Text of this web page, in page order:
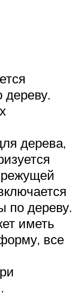
дерева,
по дереву.
иметь
все